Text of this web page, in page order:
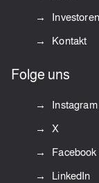
Investoren
Kontakt
Folge uns
Instagram
X
Facebook
LinkedIn